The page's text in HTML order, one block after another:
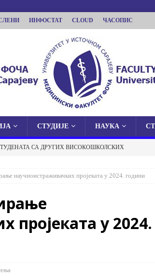
ИНФОСТАТ CLOUD ЧАСОПИС
ФОЧА
САРАЈЕВУ
СТУДИЈЕ НАУКА
СА ДРУГИХ ВИСОКОШКОЛСКИХ
ОДБРАНИ ДОКТОРСКЕ ДИСЕРТАЦИЈЕ
ПРОГРАМ СТУДИЈА СТОМАТОЛОШКА СЕСТРА У
научноистраживачких пројеката у 2024. години
пројеката у 2024.